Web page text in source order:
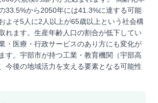
33.5%から2050年には41.3%に達する可能
よそ5人に2人以上が65歳以上という社会構
れます。生産年齢人口の割合が低下してい
・医療・行政サービスのあり方にも変化が
す。宇部市が持つ工業・教育機関（宇部高
今後の地域活力を支える要素となる可能性